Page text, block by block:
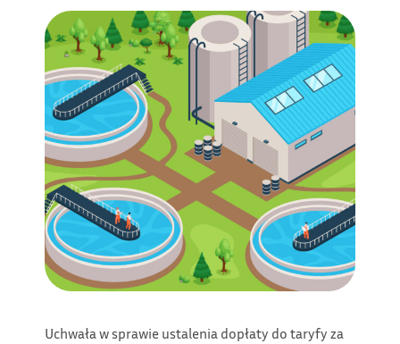
Uchwała w sprawie ustalenia dopłaty do taryfy za